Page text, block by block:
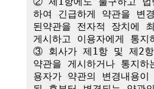
하여 긴급하게 약관을 변
된약관을 전자적 장치에
게시하고 이용자에게 통지
③ 회사가 제1항 및 제2항
약관을 게시하거나 통지
용자가 약관의 변경내용이